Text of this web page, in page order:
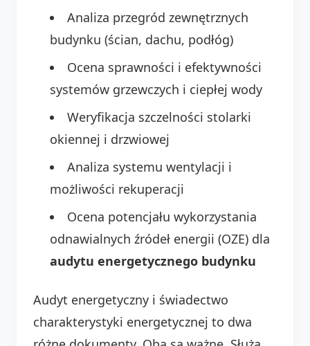
Analiza przegród zewnętrznych
budynku (ścian, dachu, podłóg)
Ocena sprawności i efektywności
systemów grzewczych i ciepłej wody
Weryfikacja szczelności stolarki
okiennej i drzwiowej
Analiza systemu wentylacji i
możliwości rekuperacji
Ocena potencjału wykorzystania
odnawialnych źródeł energii (OZE) dla
audytu energetycznego budynku
Audyt energetyczny i świadectwo
charakterystyki energetycznej to dwa